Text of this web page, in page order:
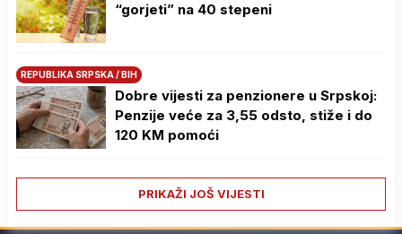
“gorjeti” na 40 stepeni
REPUBLIKA SRPSKA / BIH
Dobre vijesti za penzionere u Srpskoj:
Penzije veće za 3,55 odsto, stiže i do
120 KM pomoći
PRIKAŽI JOŠ VIJESTI